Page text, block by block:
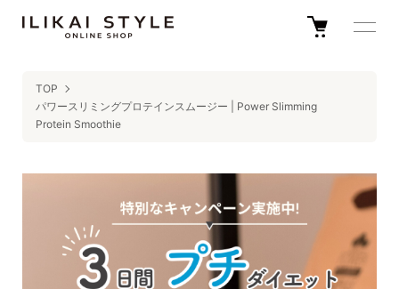
TOP
パワースリミングプロテインスムージー | Power Slimming
Protein Smoothie